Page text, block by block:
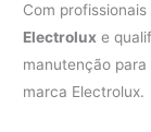
Com
Electrolux e
manutenção
marca Electrolux.